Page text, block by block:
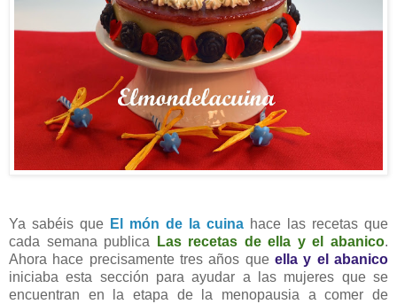
Ya sabéis que El món de la cuina hace las recetas que
cada semana publica
Las recetas de ella y el abanico.
Ahora hace precisamente tres años que ella y el abanico
iniciaba esta sección para ayudar a las mujeres que se
encuentran en la etapa de la menopausia a comer de